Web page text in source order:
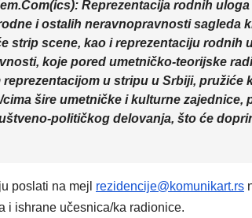
Reprezentacija rodnih
i ostalih neravnopravnosti sagleda
strip scene, kao i reprezentaciju rodnih
koje pored umetničko-teorijske
u stripu u Srbiji, pružiće
šire umetničke i kulturne zajednice,
političkog delovanja, što će
poslati na mejl rezidencije@komunikart.rs
i ishrane učesnica/ka radionice.